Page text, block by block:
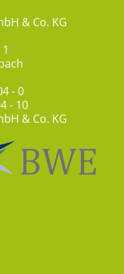
& Co. KG
- 0
- 10
& Co. KG